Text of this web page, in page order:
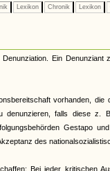
Lexikon Chronik Lexikon
Ein
vorhanden,
falls diese z.
Gestapo
des
Bei jeder kritischen